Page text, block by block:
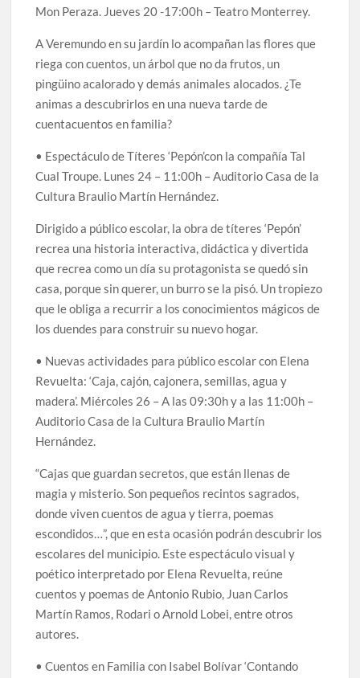
Mon Peraza. Jueves 20 -17:00h – Teatro Monterrey.
A Veremundo en su jardín lo acompañan las flores que
riega con cuentos, un árbol que no da frutos, un
pingüino acalorado y demás animales alocados. ¿Te
animas a descubrirlos en una nueva tarde de
cuentacuentos en familia?
• Espectáculo de Títeres ‘Pepón’con la compañía Tal
Cual Troupe. Lunes 24 – 11:00h – Auditorio Casa de la
Cultura Braulio Martín Hernández.
Dirigido a público escolar, la obra de títeres ‘Pepón’
recrea una historia interactiva, didáctica y divertida
que recrea como un día su protagonista se quedó sin
casa, porque sin querer, un burro se la pisó. Un tropiezo
que le obliga a recurrir a los conocimientos mágicos de
los duendes para construir su nuevo hogar.
• Nuevas actividades para público escolar con Elena
Revuelta: ‘Caja, cajón, cajonera, semillas, agua y
madera’. Miércoles 26 – A las 09:30h y a las 11:00h –
Auditorio Casa de la Cultura Braulio Martín
Hernández.
“Cajas que guardan secretos, que están llenas de
magia y misterio. Son pequeños recintos sagrados,
donde viven cuentos de agua y tierra, poemas
escondidos…”, que en esta ocasión podrán descubrir los
escolares del municipio. Este espectáculo visual y
poético interpretado por Elena Revuelta, reúne
cuentos y poemas de Antonio Rubio, Juan Carlos
Martín Ramos, Rodari o Arnold Lobei, entre otros
autores.
• Cuentos en Familia con Isabel Bolívar ‘Contando